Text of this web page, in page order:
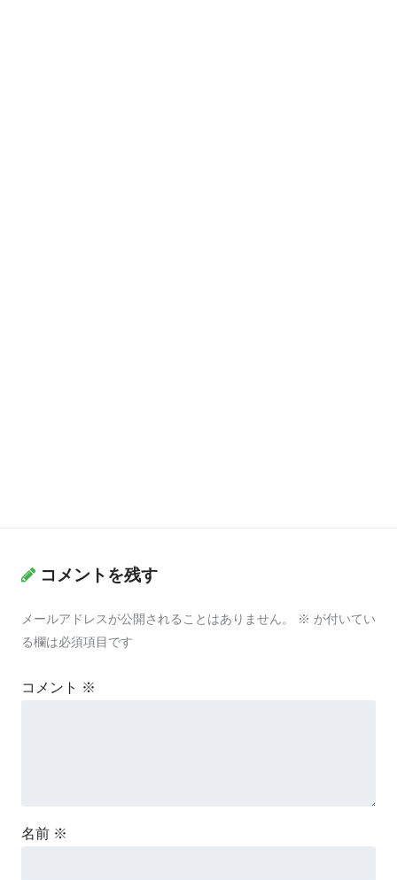
コメントを残す
メールアドレスが公開されることはありません。 ※ が付いてい
る欄は必須項目です
コメント ※
名前 ※